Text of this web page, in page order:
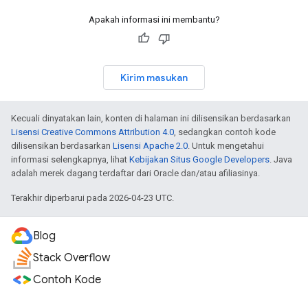
Apakah informasi ini membantu?
Kirim masukan
Kecuali dinyatakan lain, konten di halaman ini dilisensikan berdasarkan
Lisensi Creative Commons Attribution 4.0 , sedangkan contoh kode
dilisensikan berdasarkan Lisensi Apache 2.0 . Untuk mengetahui
informasi selengkapnya, lihat Kebijakan Situs Google Developers . Java
adalah merek dagang terdaftar dari Oracle dan/atau afiliasinya.
Terakhir diperbarui pada 2026-04-23 UTC.
Blog
Stack Overflow
Contoh Kode